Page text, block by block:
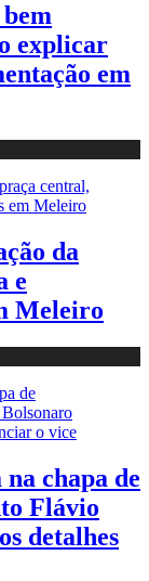
explicar
em
da
e
Meleiro
chapa de
Flávio
detalhes